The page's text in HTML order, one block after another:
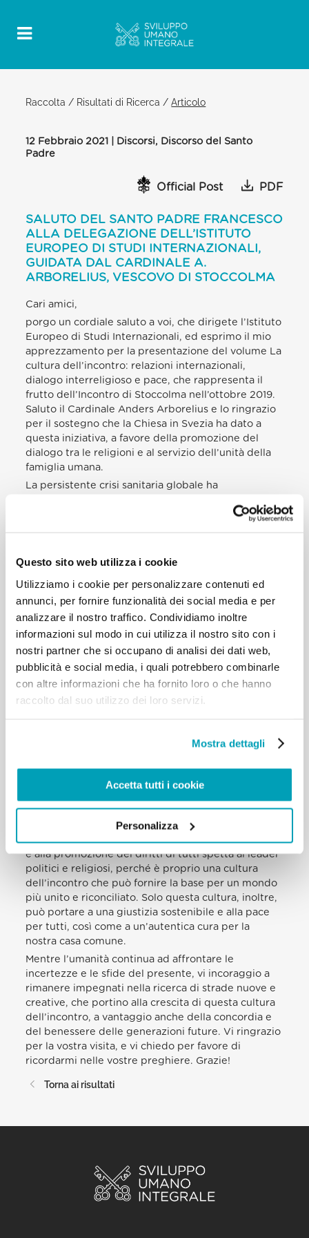
Questo sito web utilizza i cookie
Utilizziamo i cookie per personalizzare contenuti ed
annunci, per fornire funzionalità dei social media e per
analizzare il nostro traffico. Condividiamo inoltre
informazioni sul modo in cui utilizza il nostro sito con i
nostri partner che si occupano di analisi dei dati web,
pubblicità e social media, i quali potrebbero combinarle
con altre informazioni che ha fornito loro o che hanno
raccolto dal suo utilizzo dei loro servizi.
Mostra dettagli
Accetta tutti i cookie
Personalizza
Raccolta / Risultati di Ricerca /Articolo
12 Febbraio 2021 | Discorsi, Discorso del Santo
Padre
Official Post PDF
SALUTO DEL SANTO PADRE FRANCESCO
ALLA DELEGAZIONE DELL’ISTITUTO
EUROPEO DI STUDI INTERNAZIONALI,
GUIDATA DAL CARDINALE A.
ARBORELIUS, VESCOVO DI STOCCOLMA
Cari amici,
porgo un cordiale saluto a voi, che dirigete l’Istituto
Europeo di Studi Internazionali, ed esprimo il mio
apprezzamento per la presentazione del volume La
cultura dell’incontro: relazioni internazionali,
dialogo interreligioso e pace, che rappresenta il
frutto dell’Incontro di Stoccolma nell’ottobre 2019.
Saluto il Cardinale Anders Arborelius e lo ringrazio
per il sostegno che la Chiesa in Svezia ha dato a
questa iniziativa, a favore della promozione del
dialogo tra le religioni e al servizio dell’unità della
famiglia umana.
La persistente crisi sanitaria globale ha
promuovere una cultura dell’incontro per l’intera
di cercare punti di contatto, di costruire ponti, di
Fratelli tutti, 216). In tale contesto, accolgo con
particolare favore la ricerca di risposte alle
opportunità e alle sfide che questa prospettiva
pone alle religioni del mondo.
Come accademici e diplomatici di vari Paesi, voi e i
vostri colleghi svolgete un ruolo importante nel
organica, sia su un orientamento alle applicazioni e
altre parole, le menti e i cuori devono essere in
– secondo la migliore tradizione della Scuola di
ogni persona, senza eccezioni o ingiuste
Attualmente, un tale approccio integrato alla difesa
e alla promozione dei diritti di tutti spetta ai leader
politici e religiosi, perché è proprio una cultura
dell’incontro che può fornire la base per un mondo
più unito e riconciliato. Solo questa cultura, inoltre,
può portare a una giustizia sostenibile e alla pace
per tutti, così come a un’autentica cura per la
nostra casa comune.
Mentre l’umanità continua ad affrontare le
incertezze e le sfide del presente, vi incoraggio a
rimanere impegnati nella ricerca di strade nuove e
creative, che portino alla crescita di questa cultura
dell’incontro, a vantaggio anche della concordia e
del benessere delle generazioni future. Vi ringrazio
per la vostra visita, e vi chiedo per favore di
ricordarmi nelle vostre preghiere. Grazie!
Torna ai risultati